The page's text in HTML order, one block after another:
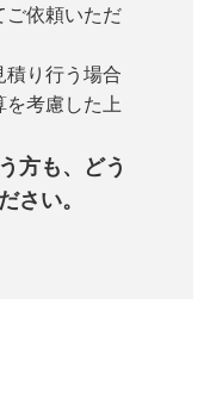
ご依頼いただ
り行う場合
を考慮した上
方も、どう
さい。